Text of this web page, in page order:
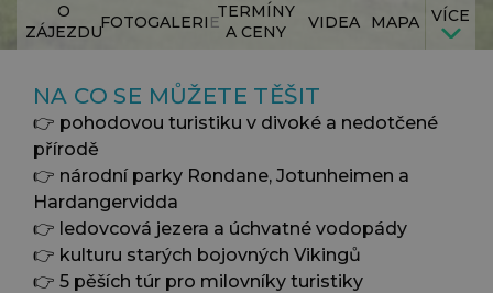
O
ZÁJEZDU
FOTOGALERIE
TERMÍNY
A CENY
VIDEA MAPA VÍCE
NA CO SE MŮŽETE TĚŠIT
👉 pohodovou turistiku v divoké a nedotčené
přírodě
👉 národní parky Rondane, Jotunheimen a
Hardangervidda
👉 ledovcová jezera a úchvatné vodopády
👉 kulturu starých bojovných Vikingů
👉 5 pěších túr pro milovníky turistiky